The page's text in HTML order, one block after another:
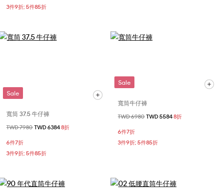
3件9折; 5件85折
Sale
寬筒 37.5 牛仔褲
價格扣減從
TWD 7980 至
TWD 63848折
6件7折
3件9折; 5件85折
Sale
寬筒牛仔褲
價格扣減從
TWD 6980 至
TWD 55848折
6件7折
3件9折; 5件85折